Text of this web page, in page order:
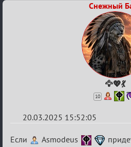
Снежный
🦅💖💃
10
20.03.2025 15:52:05
Re:
Если Asmodeus